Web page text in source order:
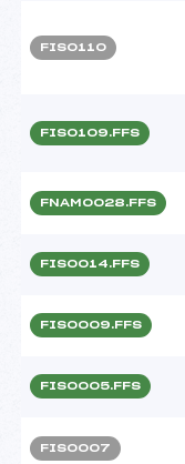
FIS0110
FIS0109.FFS
FNAM0028.FFS
FIS0014.FFS
FIS0009.FFS
FIS0005.FFS
FIS0007